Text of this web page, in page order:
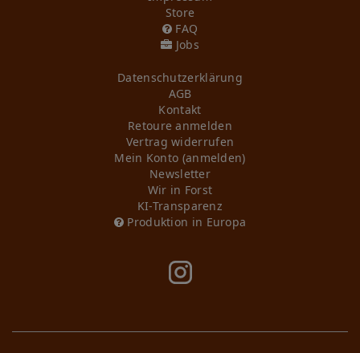
Store
FAQ
Jobs
Daten­schutz­erklärung
AGB
Kontakt
Retoure anmelden
Vertrag widerrufen
Mein Konto (anmelden)
Newsletter
Wir in Forst
KI-Transparenz
Produktion in Europa